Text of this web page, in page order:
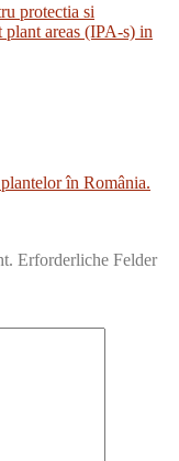
protectia si
areas (IPA-s) in
în România.
Erforderliche Felder